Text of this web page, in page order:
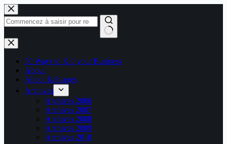
Passer
au
contenu
Aucun
résultat
50 Ways to Kill your Business
About
About Kablages
Archives
Archives 2006
Archives 2007
Archives 2008
Archives 2009
Archives 2010